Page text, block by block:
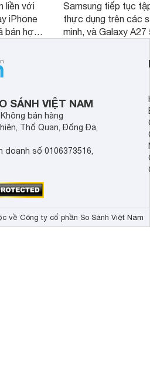
liền với
iPhone
bán hợp
Samsung tiếp tục
thực dụng trên các
mình, và Galaxy
tới cho người dùng
lượng với nhiều
SÁNH VIỆT NAM
bán hàng
Thổ Quan, Đống Đa,
doanh số 0106373516,
về Công ty cổ phần So Sánh Việt Nam